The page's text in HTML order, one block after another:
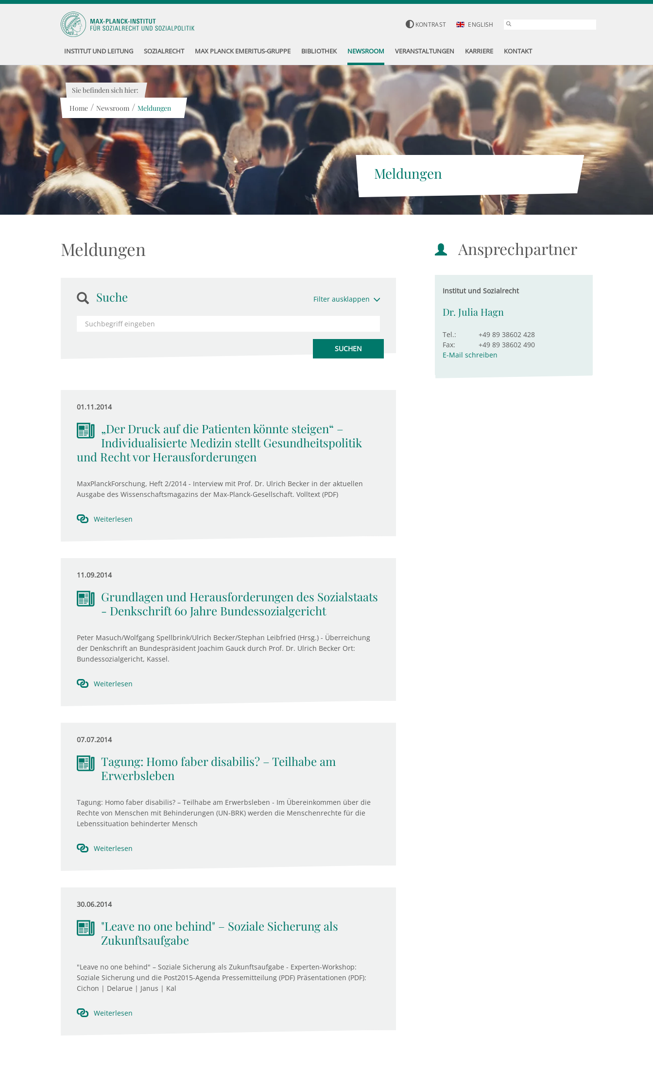
KONTRAST ENGLISH
INSTITUT UND LEITUNG SOZIALRECHT MAX PLANCK EMERITUS-GRUPPE BIBLIOTHEK NEWSROOM VERANSTALTUNGEN KARRIERE KONTAKT
Meldungen
Sie befinden sich hier:
Home / Newsroom / Meldungen
Meldungen
Suche Filter ausklappen
01.11.2014
„Der Druck auf die Patienten könnte steigen“ –
Individualisierte Medizin stellt Gesundheitspolitik
und Recht vor Herausforderungen
MaxPlanckForschung, Heft 2/2014 - Interview mit Prof. Dr. Ulrich Becker in der aktuellen
Ausgabe des Wissenschaftsmagazins der Max-Planck-Gesellschaft. Volltext (PDF)
Weiterlesen
11.09.2014
Grundlagen und Herausforderungen des Sozialstaats
- Denkschrift 60 Jahre Bundessozialgericht
Peter Masuch/Wolfgang Spellbrink/Ulrich Becker/Stephan Leibfried (Hrsg.) - Überreichung
der Denkschrift an Bundespräsident Joachim Gauck durch Prof. Dr. Ulrich Becker Ort:
Bundessozialgericht, Kassel.
Weiterlesen
07.07.2014
Tagung: Homo faber disabilis? – Teilhabe am
Erwerbsleben
Tagung: Homo faber disabilis? – Teilhabe am Erwerbsleben - Im Übereinkommen über die
Rechte von Menschen mit Behinderungen (UN-BRK) werden die Menschenrechte für die
Lebenssituation behinderter Mensch
Weiterlesen
30.06.2014
"Leave no one behind" – Soziale Sicherung als
Zukunftsaufgabe
"Leave no one behind" – Soziale Sicherung als Zukunftsaufgabe - Experten-Workshop:
Soziale Sicherung und die Post2015-Agenda Pressemitteilung (PDF) Präsentationen (PDF):
Cichon | Delarue | Janus | Kal
Weiterlesen
Ansprechpartner
Institut und Sozialrecht
Dr. Julia Hagn
Tel.:
+49 89 38602 428
Fax:
+49 89 38602 490
E-Mail schreiben